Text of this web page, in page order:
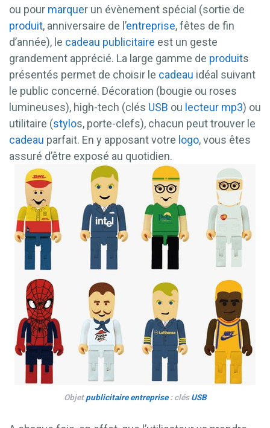
ou pour marquer un évènement spécial (sortie de
produit, anniversaire de l’entreprise, fêtes de fin
d’année), le cadeau publicitaire est un geste
grandement apprécié. La large gamme de produits
présentés permet de choisir le cadeau idéal suivant
le public concerné. Décoration (bougie ou roses
lumineuses), high-tech (clés USB ou lecteur mp3) ou
utilitaire (stylos, porte-clefs), chacun peut trouver le
cadeau parfait. En y apposant votre logo, vous êtes
assuré d’être exposé au quotidien.
Objetpublicitaire entreprise: clésUSB